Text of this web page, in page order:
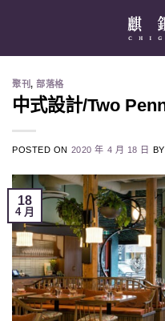
聚刊,部落格
中式設計/Two
POSTED ON 2020 年 4 月 18 日 BY
18
4 月